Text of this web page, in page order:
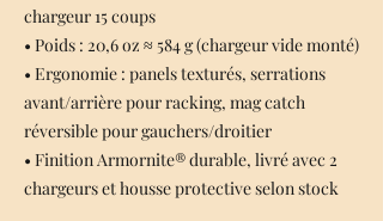
chargeur 15 coups
• Poids : 20,6 oz ≈ 584 g (chargeur vide monté)
• Ergonomie : panels texturés, serrations
avant/arrière pour racking, mag catch
réversible pour gauchers/droitier
• Finition Armornite® durable, livré avec 2
chargeurs et housse protective selon stock